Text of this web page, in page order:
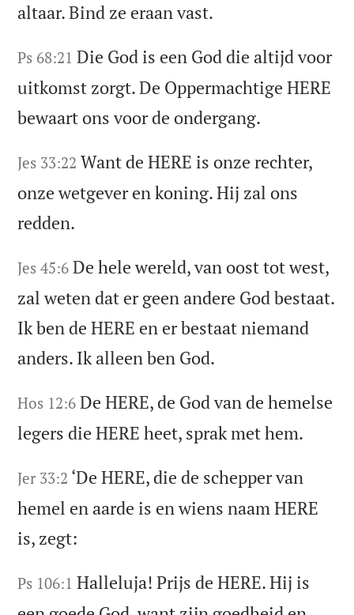
altaar. Bind ze eraan vast.
Ps 68:21 Die God is een God die altijd voor
uitkomst zorgt. De Oppermachtige HERE
bewaart ons voor de ondergang.
Jes 33:22 Want de HERE is onze rechter,
onze wetgever en koning. Hij zal ons
redden.
Jes 45:6 De hele wereld, van oost tot west,
zal weten dat er geen andere God bestaat.
Ik ben de HERE en er bestaat niemand
anders. Ik alleen ben God.
Hos 12:6 De HERE, de God van de hemelse
legers die HERE heet, sprak met hem.
Jer 33:2 ‘De HERE, die de schepper van
hemel en aarde is en wiens naam HERE
is, zegt:
Ps 106:1 Halleluja! Prijs de HERE. Hij is